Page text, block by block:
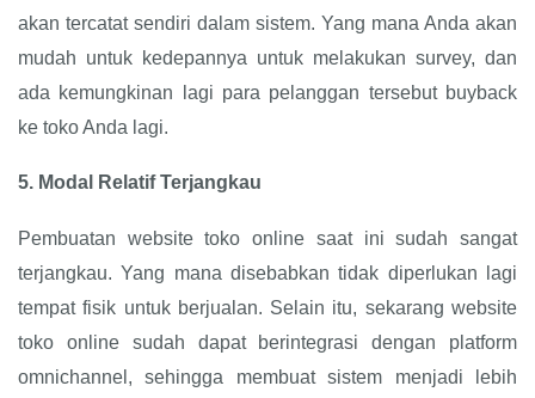
akan tercatat sendiri dalam sistem. Yang mana Anda akan
mudah untuk kedepannya untuk melakukan survey, dan
ada kemungkinan lagi para pelanggan tersebut buyback
ke toko Anda lagi.
5. Modal Relatif Terjangkau
Pembuatan website toko online saat ini sudah sangat
terjangkau. Yang mana disebabkan tidak diperlukan lagi
tempat fisik untuk berjualan. Selain itu, sekarang website
toko online sudah dapat berintegrasi dengan platform
omnichannel, sehingga membuat sistem menjadi lebih